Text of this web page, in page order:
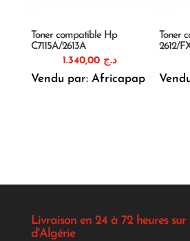
Toner compatible Hp
C7115A/2613A
د.ج
Vendu par: Africapap
Toner
2612/
Livraison en 24 à 72 heures sur
d'Algérie